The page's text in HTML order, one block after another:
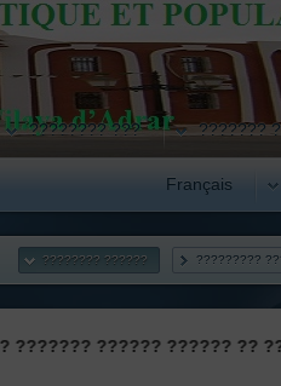
?????
??? ????????
Français
???????
?????? ????????
?? ?????? ??????